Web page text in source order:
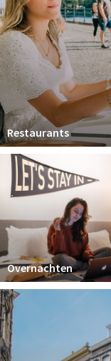
Musea, theaters
Uitjes &
Toeristische
Natuurgebieden
Baroniepoorten
Sport
Andere City Apps
Inloggen
Restaurants
Overnachten